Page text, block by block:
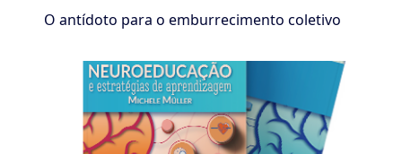
O antídoto para o emburrecimento coletivo